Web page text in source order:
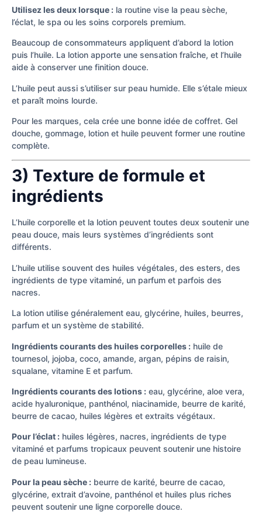
Utilisez les deux lorsque : la routine vise la peau sèche,
l’éclat, le spa ou les soins corporels premium.
Beaucoup de consommateurs appliquent d’abord la lotion
puis l’huile. La lotion apporte une sensation fraîche, et l’huile
aide à conserver une finition douce.
L’huile peut aussi s’utiliser sur peau humide. Elle s’étale mieux
et paraît moins lourde.
Pour les marques, cela crée une bonne idée de coffret. Gel
douche, gommage, lotion et huile peuvent former une routine
complète.
3) Texture de formule et
ingrédients
L’huile corporelle et la lotion peuvent toutes deux soutenir une
peau douce, mais leurs systèmes d’ingrédients sont
différents.
L’huile utilise souvent des huiles végétales, des esters, des
ingrédients de type vitaminé, un parfum et parfois des
nacres.
La lotion utilise généralement eau, glycérine, huiles, beurres,
parfum et un système de stabilité.
Ingrédients courants des huiles corporelles : huile de
tournesol, jojoba, coco, amande, argan, pépins de raisin,
squalane, vitamine E et parfum.
Ingrédients courants des lotions : eau, glycérine, aloe vera,
acide hyaluronique, panthénol, niacinamide, beurre de karité,
beurre de cacao, huiles légères et extraits végétaux.
Pour l’éclat : huiles légères, nacres, ingrédients de type
vitaminé et parfums tropicaux peuvent soutenir une histoire
de peau lumineuse.
Pour la peau sèche : beurre de karité, beurre de cacao,
glycérine, extrait d’avoine, panthénol et huiles plus riches
peuvent soutenir une ligne corporelle douce.